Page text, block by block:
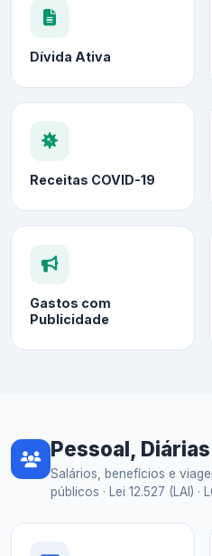
Dívida Ativa
Receitas COVID-19
Gastos com
Publicidade
Pessoal,
Salários, benefícios e
públicos · Lei 12.527 (LAI) ·